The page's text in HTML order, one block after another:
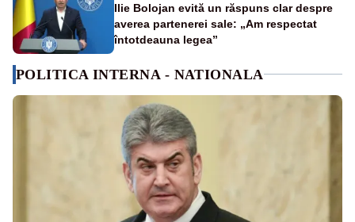
Ilie Bolojan evită un răspuns clar despre
averea partenerei sale: „Am respectat
întotdeauna legea”
POLITICA INTERNA - NATIONALA